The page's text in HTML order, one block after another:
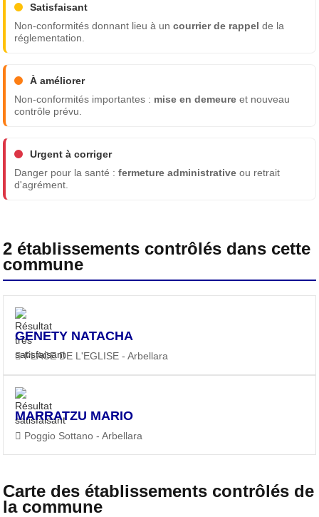
Satisfaisant
Non-conformités donnant lieu à uncourrier de rappel de la
réglementation.
À améliorer
Non-conformités importantes : mise en demeure et nouveau
contrôle prévu.
Urgent à corriger
Danger pour la santé :fermeture administrative ou retrait
d'agrément.
2 établissements contrôlés dans cette
commune
GENETY NATACHA
PLACE DE L'EGLISE - Arbellara
MARRATZU MARIO
Poggio Sottano - Arbellara
Carte des établissements contrôlés de
la commune